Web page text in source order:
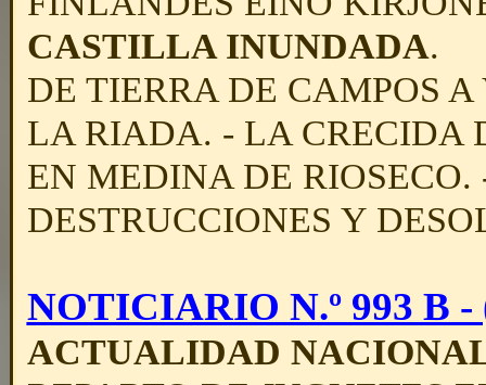
CASTILLA INUNDADA.
DE TIERRA DE CAMPOS
LA RIADA. - LA CRECIDA
EN MEDINA DE
DESTRUCCIONES Y
NOTICIARIO N.º 993 B -
ACTUALIDAD